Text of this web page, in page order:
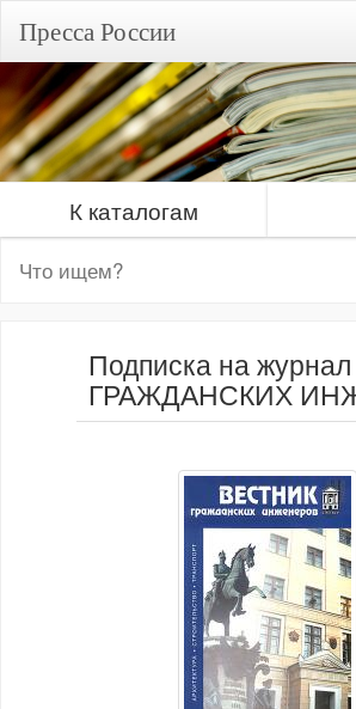
Пресса России
К каталогам
Подписка на
ГРАЖДАНСКИХ